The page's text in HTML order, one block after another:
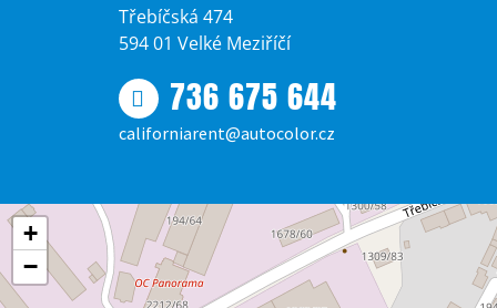
Třebíčská 474
594 01 Velké Meziříčí
736 675 644
californiarent@autocolor.cz
+
−